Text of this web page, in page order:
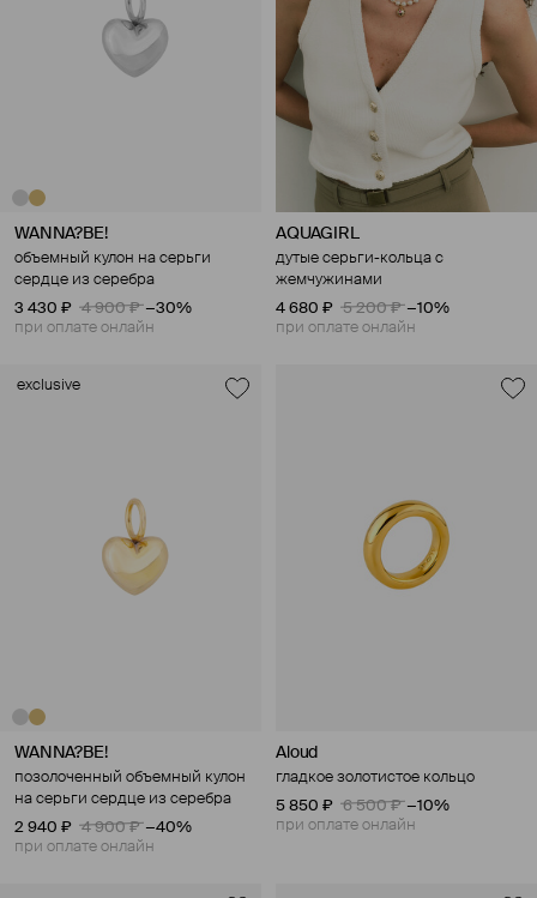
WANNA?BE!
объемный кулон на серьги
сердце из серебра
3 430 ₽
4 900 ₽ −30%
при оплате онлайн
AQUAGIRL
дутые серьги-кольца с
жемчужинами
4 680 ₽
5 200 ₽ −10%
при оплате онлайн
exclusive
WANNA?BE!
позолоченный объемный кулон
на серьги сердце из серебра
2 940 ₽
4 900 ₽ −40%
при оплате онлайн
Aloud
гладкое золотистое кольцо
5 850 ₽
6 500 ₽ −10%
при оплате онлайн